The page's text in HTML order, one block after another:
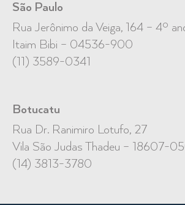
São Paulo
Rua Jerônimo da Veiga, 164 – 4º
Itaim Bibi – 04536-900
(11) 3589-0341
Botucatu
Rua Dr. Ranimiro Lotufo, 27
Vila São Judas Thadeu – 18607-
(14) 3813-3780